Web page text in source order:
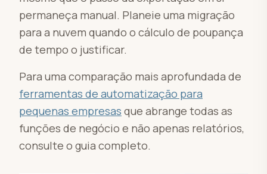
permaneça manual. Planeie uma migração
para a nuvem quando o cálculo de poupança
de tempo o justificar.
Para uma comparação mais aprofundada de
ferramentas de automatização para
pequenas empresas que abrange todas as
funções de negócio e não apenas relatórios,
consulte o guia completo.